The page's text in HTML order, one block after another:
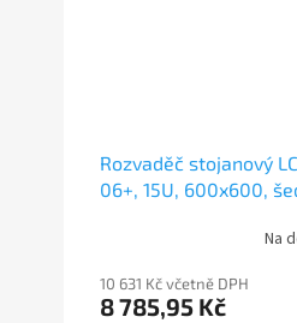
Rozvaděč stojanový
06+, 15U, 600x600,
Na
10 631 Kč včetně DPH
8 785,95 Kč